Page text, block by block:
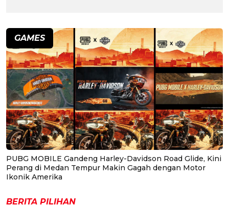
GAMES
PUBG MOBILE Gandeng Harley-Davidson Road Glide, Kini
Perang di Medan Tempur Makin Gagah dengan Motor
Ikonik Amerika
BERITA PILIHAN